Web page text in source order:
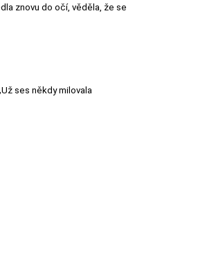
znovu do očí, věděla, že se
ses někdy milovala